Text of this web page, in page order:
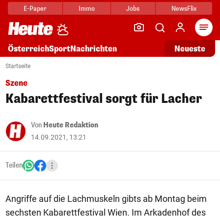
E-Paper Immo Jobs NewsFlix
ÖsterreichSportNachrichten Neueste
Startseite
Szene
Kabarettfestival sorgt für Lacher
Von Heute Redaktion
14.09.2021, 13:21
Teilen
Angriffe auf die Lachmuskeln gibts ab Montag beim
sechsten Kabarettfestival Wien. Im Arkadenhof des